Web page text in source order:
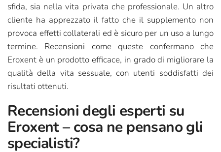
sfida, sia nella vita privata che professionale. Un altro
cliente ha apprezzato il fatto che il supplemento non
provoca effetti collaterali ed è sicuro per un uso a lungo
termine. Recensioni come queste confermano che
Eroxent è un prodotto efficace, in grado di migliorare la
qualità della vita sessuale, con utenti soddisfatti dei
risultati ottenuti.
Recensioni degli esperti su
Eroxent – cosa ne pensano gli
specialisti?